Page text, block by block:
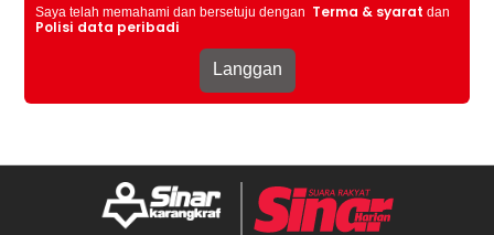
Saya telah memahami dan bersetuju dengan Terma & syarat dan
Polisi data peribadi